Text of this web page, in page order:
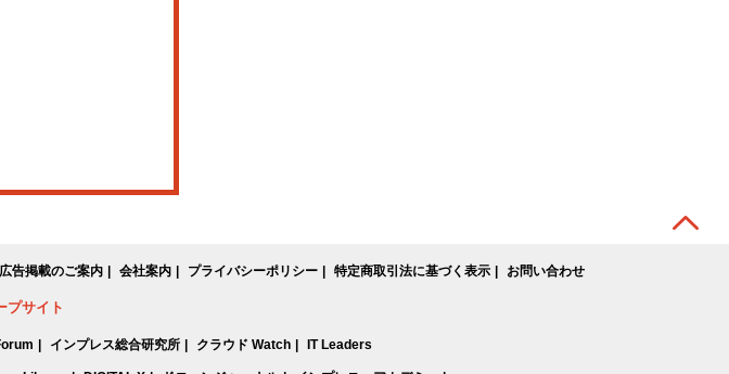
広告掲載のご案内 会社案内 プライバシーポリシー 特定商取引法に基づく表示 お問い合わせ
プサイト
インプレス総合研究所 クラウド Watch IT Leaders